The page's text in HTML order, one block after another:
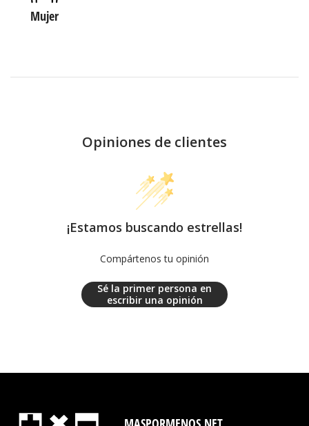
Mujer
Opiniones de clientes
¡Estamos buscando estrellas!
Compártenos tu opinión
Sé la primer persona en
escribir una opinión